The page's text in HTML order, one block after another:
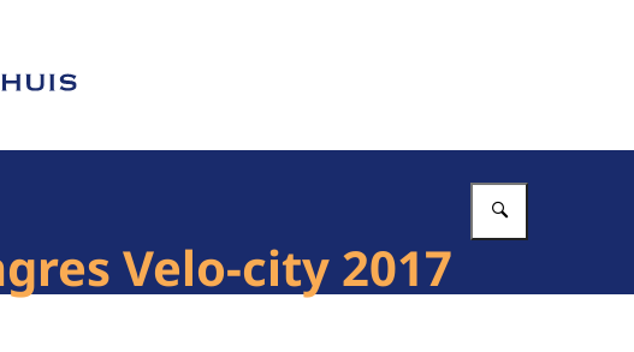
Velo-city 2017